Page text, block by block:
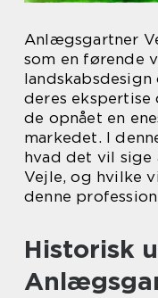
Anlægsgartner
som en førende
deres
de opnået en
markedet. I
hvad det vil
Vejle, og hvilke
denne
Historisk